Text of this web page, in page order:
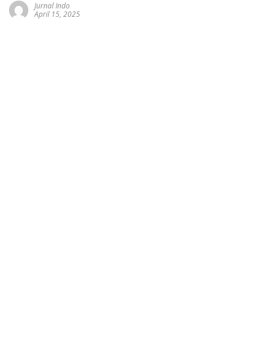
Jurnal Indo
April 15, 2025